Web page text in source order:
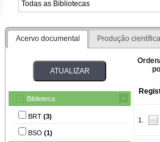
Acervo documental Produção científica
Biblioteca
BRT (3)
BSO (1)
1.